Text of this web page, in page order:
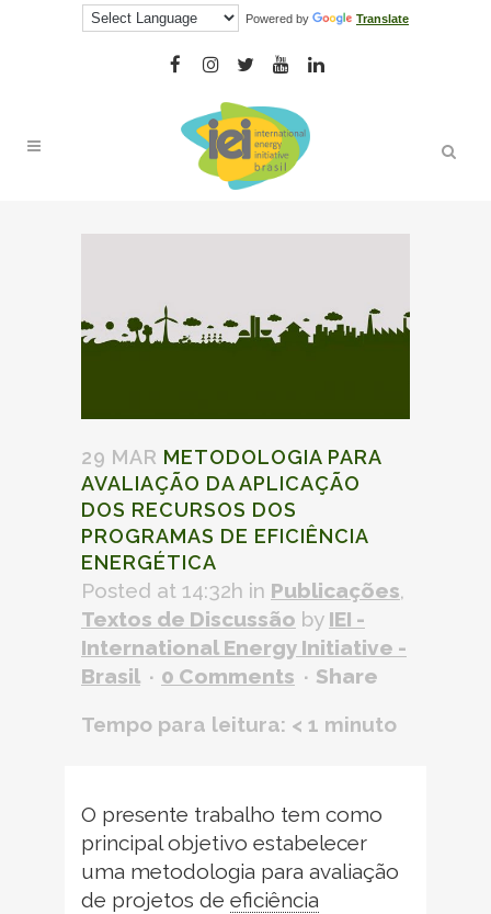
Powered by Translate
29 MAR METODOLOGIA PARA
AVALIAÇÃO DA APLICAÇÃO
DOS RECURSOS DOS
PROGRAMAS DE EFICIÊNCIA
ENERGÉTICA
Posted at 14:32h in Publicações,
Textos de Discussão by IEI -
International Energy Initiative -
Brasil
0 Comments
Share
Tempo para leitura: < 1 minuto
O presente trabalho tem como
principal objetivo estabelecer
uma metodologia para avaliação
de projetos de eficiência